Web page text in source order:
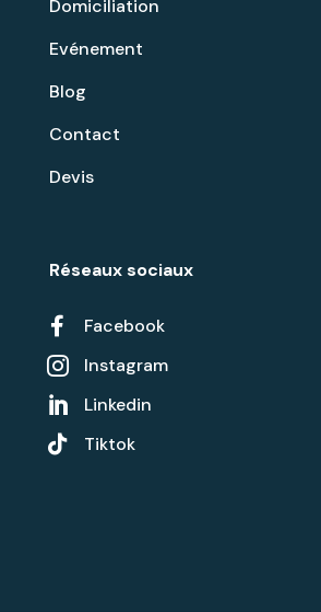
Réseaux sociaux
 Facebook
 Instagram

Linkedin

Tiktok
Domiciliation
Evénement
Blog
Contact
Devis